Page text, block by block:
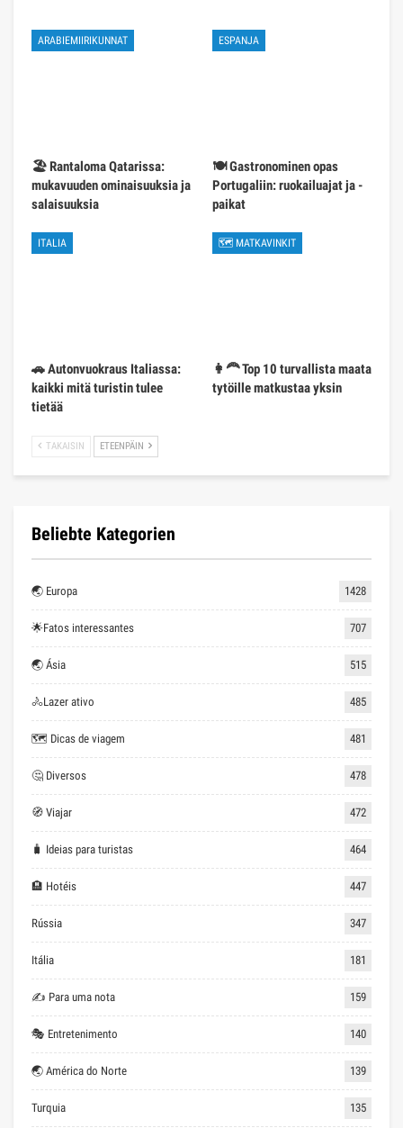
ARABIEMIIRIKUNNAT
🏖️ Rantaloma Qatarissa:
mukavuuden ominaisuuksia ja
salaisuuksia
ESPANJA
🍽️ Gastronominen opas
Portugaliin: ruokailuajat ja -
paikat
ITALIA
🚗 Autonvuokraus Italiassa:
kaikki mitä turistin tulee
tietää
🗺 MATKAVINKIT
👩‍🦰 Top 10 turvallista maata
tytöille matkustaa yksin
TAKAISIN ETEENPÄIN
Beliebte Kategorien
🌏 Europa 1428
🌟Fatos interessantes 707
🌏 Ásia 515
🚴Lazer ativo 485
🗺 Dicas de viagem 481
🤔 Diversos 478
🧭 Viajar 472
🧳 Ideias para turistas 464
🏨 Hotéis 447
Rússia 347
Itália 181
✍ Para uma nota 159
🎭 Entretenimento 140
🌏 América do Norte 139
Turquia 135